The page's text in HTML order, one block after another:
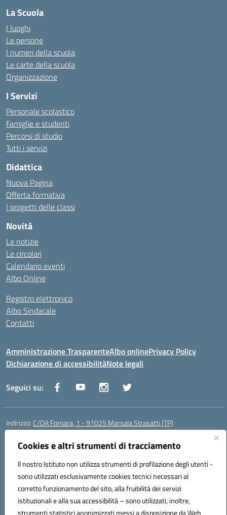
Cookies e altri strumenti di tracciamento
Il nostro Istituto non utilizza strumenti di profilazione degli utenti -
sono utilizzati esclusivamente cookies tecnici necessari al
corretto funzionamento del sito, alla fruibilità dei servizi
istituzionali e alla sua accessibilità – sono utilizzati, inoltre,
strumenti statistici anonimizzati messi a disposizione da Web
La Scuola
I luoghi
Le persone
I numeri della scuola
Le carte della scuola
Organizzazione
I Servizi
Personale scolastico
Famiglie e studenti
Percorsi di studio
Tutti i servizi
Didattica
Nuova Pagina
Offerta formativa
I progetti delle classi
Novità
Le notizie
Le circolari
Calendario eventi
Albo Online
Registro elettronico
Albo Sindacale
Contatti
Amministrazione TrasparenteAlbo onlinePrivacy Policy
Dichiarazione di accessibilitàNote legali
Seguici su:
Indirizzo: C/DA Fornara, 1 - 91025 Marsala Strasatti (TP)
Centralino:
Posta elettronica certificata (PEC):tpic81600v@pec.istruzione.it
Codice fiscale: 82006360810
Codice meccanografico:TPIC81600V
Codice Indice delle Pubbliche Amministrazioni (IPA): istsc_tpic81600v
Codice unico di fatturazione (CUF): UFODYY